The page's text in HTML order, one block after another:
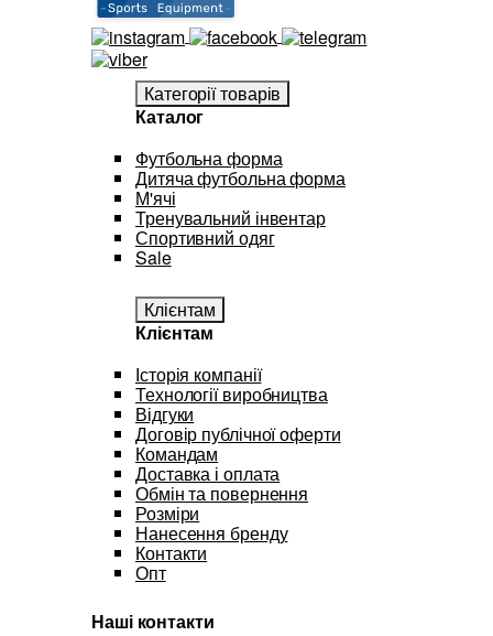
Категорії товарів
Каталог
Футбольна форма
Дитяча футбольна форма
М'ячі
Тренувальний інвентар
Спортивний одяг
Sale
Клієнтам
Клієнтам
Історія компанії
Технології виробництва
Відгуки
Договір публічної оферти
Командам
Доставка і оплата
Обмін та повернення
Розміри
Нанесення бренду
Контакти
Опт
Наші контакти